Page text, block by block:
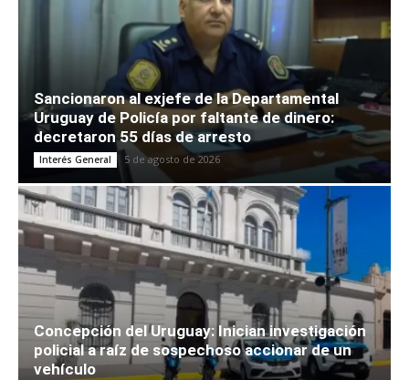
Sancionaron al exjefe de la Departamental
Uruguay de Policía por faltante de dinero:
decretaron 55 días de arresto
Interés General 5 de agosto de 2026
Concepción del Uruguay: Inician investigación
policial a raíz de sospechoso accionar de un
vehículo